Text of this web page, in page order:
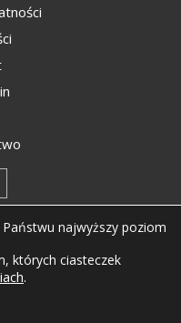
Kompozyty.net
najwyższy poziom
których ciasteczek
.